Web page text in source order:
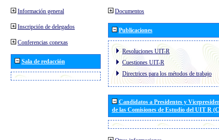
Información general
Inscripción de delegados
Conferencias conexas
Sala de redacción
Documentos
Publicaciones
Resoluciones UIT-R
Cuestiones UIT-R
Directrices para los métodos de trabajo
Candidatos a Presidentes y
de las Comisiones de Estudio del UIT R